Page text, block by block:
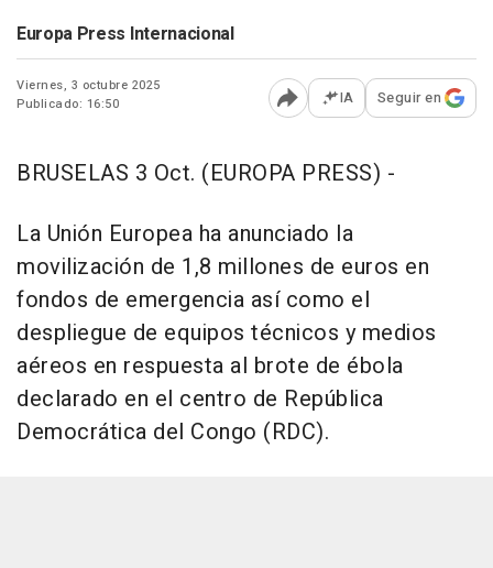
Europa Press Internacional
Viernes, 3 octubre 2025
Publicado: 16:50
Abrir opciones para
IA Seguir en
BRUSELAS 3 Oct. (EUROPA PRESS) -
La Unión Europea ha anunciado la
movilización de 1,8 millones de euros en
fondos de emergencia así como el
despliegue de equipos técnicos y medios
aéreos en respuesta al brote de ébola
declarado en el centro de República
Democrática del Congo (RDC).